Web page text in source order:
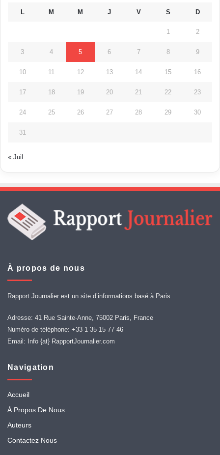
L M M J V S D
1 2
3 4 5 6 7 8 9
10 11 12 13 14 15 16
17 18 19 20 21 22 23
24 25 26 27 28 29 30
31
« Juil
À propos de nous
Rapport Journalier est un site d’informations basé à Paris.
Adresse: 41 Rue Sainte-Anne, 75002 Paris, France
Numéro de téléphone: +33 1 35 15 77 46
Email: Info {at} RapportJournalier.com
Navigation
Accueil
À Propos De Nous
Auteurs
Contactez Nous